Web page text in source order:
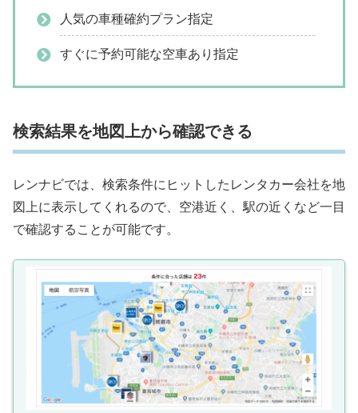
人気の車種確約プラン指定
すぐに予約可能な空車あり指定
検索結果を地図上から確認できる
レンナビでは、検索条件にヒットしたレンタカー会社を地
図上に表示してくれるので、空港近く、駅の近くなど一目
で確認することが可能です。